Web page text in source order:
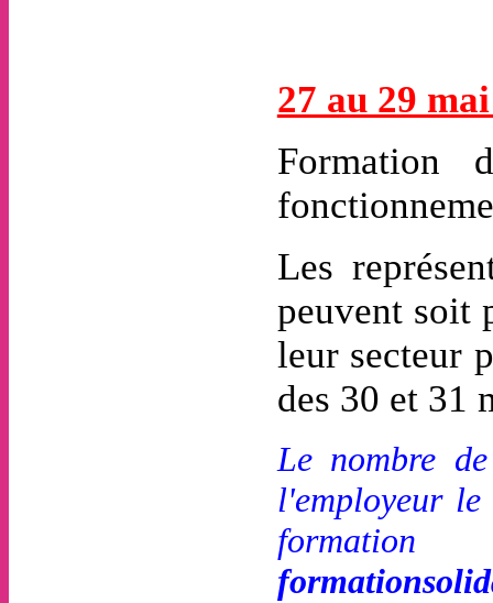
27 au 29
Les
peuvent soit
leur secteur
des 30 et 31
Le nombre
l'employeur
formation